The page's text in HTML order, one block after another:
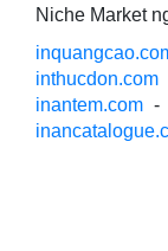
Niche Market
inthucdon.com
inantem.com -